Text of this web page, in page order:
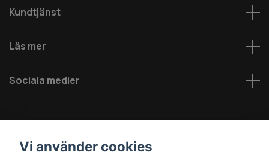
Kundtjänst
Läs mer
Sociala medier
Vi använder cookies